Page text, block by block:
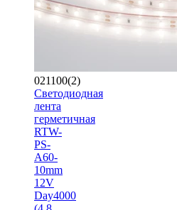
021100(2)
Светодиодная
лента
герметичная
RTW-
PS-
A60-
10mm
12V
Day4000